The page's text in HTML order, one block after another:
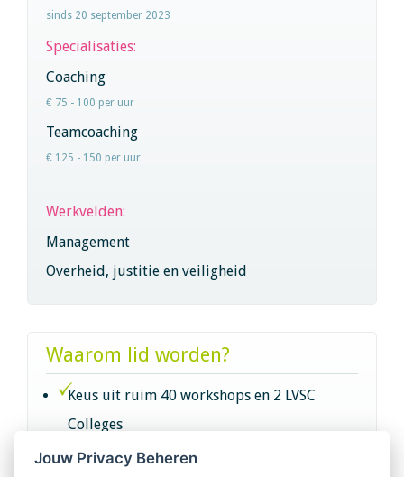
sinds 20 september 2023
Specialisaties:
Coaching
€ 75 - 100 per uur
Teamcoaching
€ 125 - 150 per uur
Werkvelden:
Management
Overheid, justitie en veiligheid
Waarom lid worden?
Keus uit ruim 40 workshops en 2 LVSC
Colleges
Intervisie met geregistreerde vakgenoten
Jouw Privacy Beheren